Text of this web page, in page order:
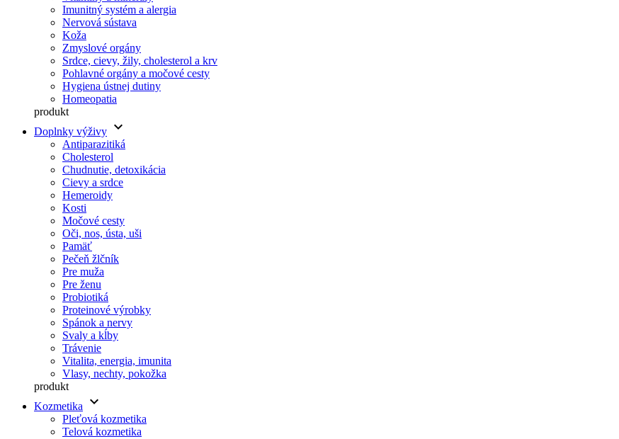
Imunitný systém a alergia
Nervová sústava
Koža
Zmyslové orgány
Srdce, cievy, žily, cholesterol a krv
Pohlavné orgány a močové cesty
Hygiena ústnej dutiny
Homeopatia
produkt
Doplnky výživy keyboard_arrow_down
Antiparazitiká
Cholesterol
Chudnutie, detoxikácia
Cievy a srdce
Hemeroidy
Kosti
Močové cesty
Oči, nos, ústa, uši
Pamäť
Pečeň žlčník
Pre muža
Pre ženu
Probiotiká
Proteinové výrobky
Spánok a nervy
Svaly a kĺby
Trávenie
Vitalita, energia, imunita
Vlasy, nechty, pokožka
produkt
Kozmetika
keyboard_arrow_down
Pleťová kozmetika
Telová kozmetika